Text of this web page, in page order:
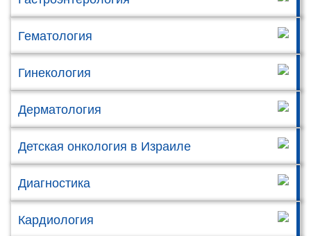
Гематология
Гинекология
Дерматология
Детская онкология в Израиле
Диагностика
Кардиология